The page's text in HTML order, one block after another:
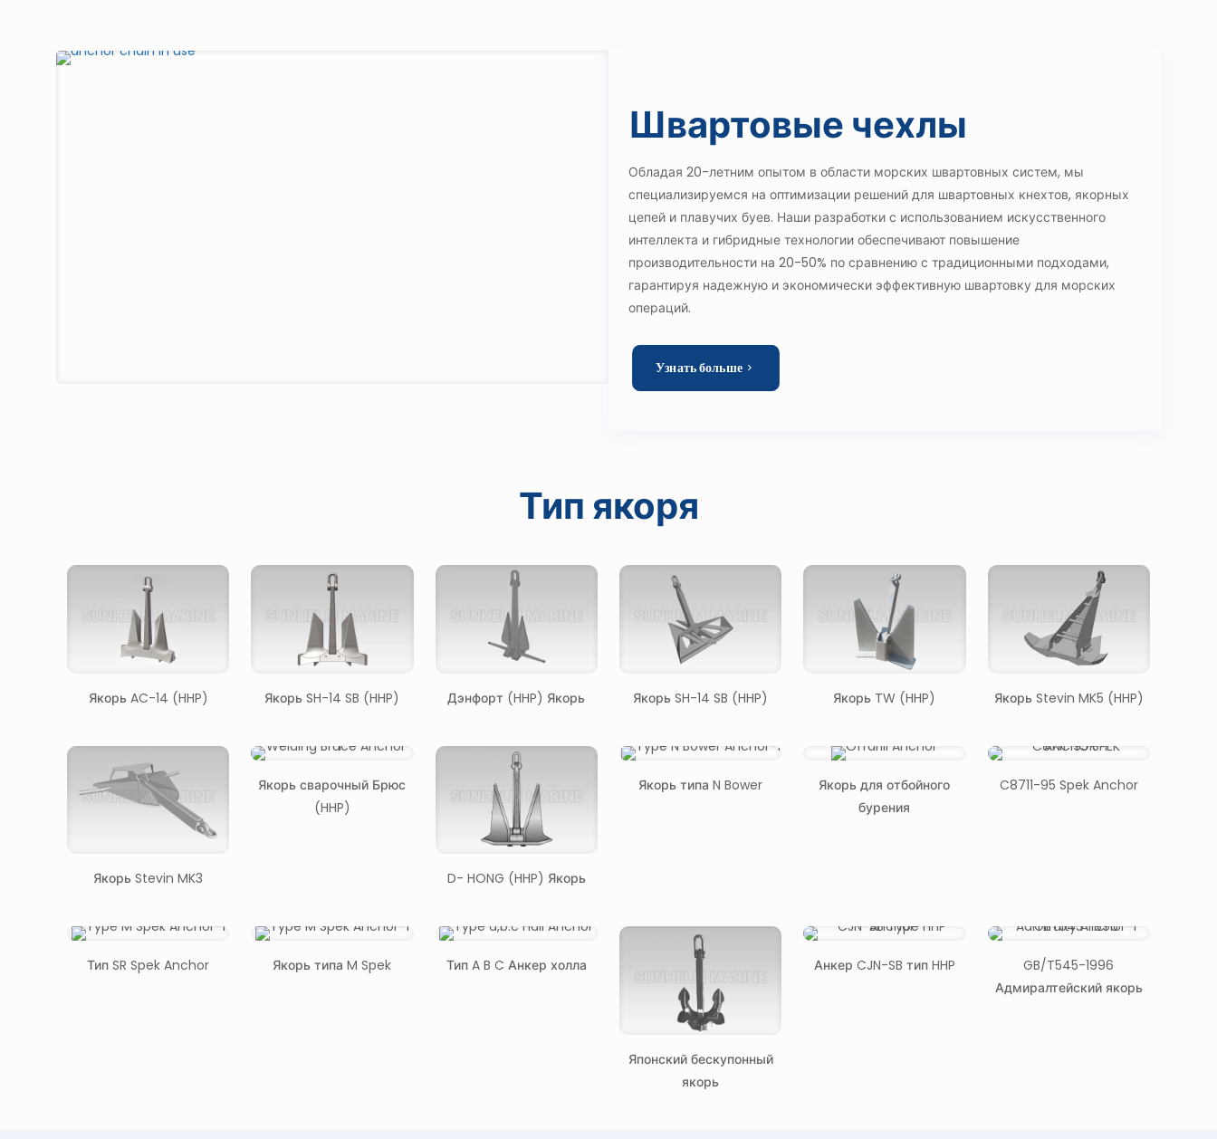
Швартовые чехлы
Обладая 20-летним опытом в области морских швартовных систем, мы
специализируемся на оптимизации решений для швартовных кнехтов, якорных
цепей и плавучих буев. Наши разработки с использованием искусственного
интеллекта и гибридные технологии обеспечивают повышение
производительности на 20-50% по сравнению с традиционными подходами,
гарантируя надежную и экономически эффективную швартовку для морских
операций.
Узнать больше
Тип якоря
Якорь AC-14 (HHP) Якорь SH-14 SB (HHP) Дэнфорт (HHP) Якорь Якорь SH-14 SB (HHP) Якорь TW (HHP) Якорь Stevin MK5 (HHP)
Якорь Stevin MK3
Якорь сварочный Брюс
(HHP)
D- HONG (HHP) Якорь
Якорь типа N Bower
Якорь для отбойного
бурения
C8711-95 Spek Anchor
Тип SR Spek Anchor Якорь типа M Spek Тип A B C Анкер холла
Японский бескупонный
якорь
Анкер CJN-SB тип HHP
GB/T545-1996
Адмиралтейский якорь